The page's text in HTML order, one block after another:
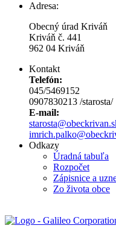
Adresa:
Obecný úrad Kriváň
Kriváň č. 441
962 04 Kriváň
Kontakt
Telefón:
045/5469152
0907830213 /starosta/
E-mail:
Odkazy
Úradná tabuľa
Rozpočet
Zápisnice a
Zo života obce